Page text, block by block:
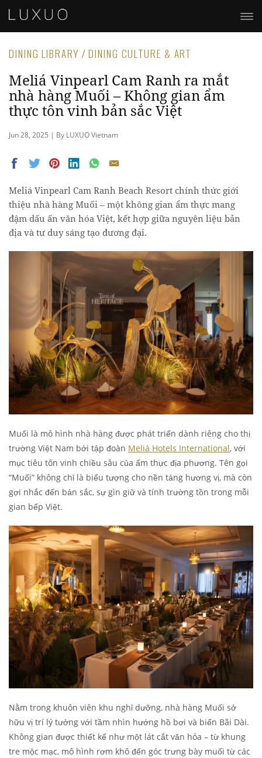
DINING LIBRARY / DINING CULTURE & ART
Meliá Vinpearl Cam Ranh ra mắt
nhà hàng Muối – Không gian ẩm
thực tôn vinh bản sắc Việt
Jun 28, 2025 | By LUXUO Vietnam
Meliá Vinpearl Cam Ranh Beach Resort chính thức giới
thiệu nhà hàng Muối – một không gian ẩm thực mang
đậm dấu ấn văn hóa Việt, kết hợp giữa nguyên liệu bản
địa và tư duy sáng tạo đương đại.
Muối là mô hình nhà hàng được phát triển dành riêng cho thị
trường Việt Nam bởi tập đoàn Meliá Hotels International, với
mục tiêu tôn vinh chiều sâu của ẩm thực địa phương. Tên gọi
“Muối” không chỉ là biểu tượng cho nền tảng hương vị, mà còn
gợi nhắc đến bản sắc, sự gìn giữ và tính trường tồn trong mỗi
gian bếp Việt.
Nằm trong khuôn viên khu nghỉ dưỡng, nhà hàng Muối sở
hữu vị trí lý tưởng với tầm nhìn hướng hồ bơi và biển Bãi Dài.
Không gian được thiết kế như một lát cắt văn hóa – từ khung
tre mộc mạc, mô hình rơm khô đến góc trưng bày muối từ các